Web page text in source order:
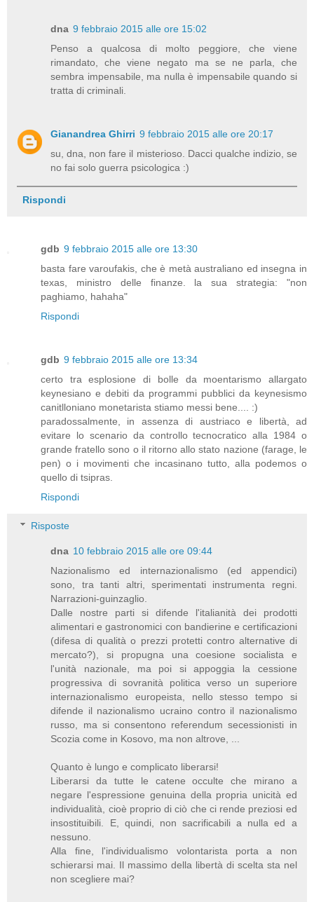
dna 9 febbraio 2015 alle ore 15:02
Penso a qualcosa di molto peggiore, che viene
rimandato, che viene negato ma se ne parla, che
sembra impensabile, ma nulla è impensabile quando si
tratta di criminali.
Gianandrea Ghirri 9 febbraio 2015 alle ore 20:17
su, dna, non fare il misterioso. Dacci qualche indizio, se
no fai solo guerra psicologica :)
Rispondi
gdb 9 febbraio 2015 alle ore 13:30
basta fare varoufakis, che è metà australiano ed insegna in
texas, ministro delle finanze. la sua strategia: "non
paghiamo, hahaha"
Rispondi
gdb 9 febbraio 2015 alle ore 13:34
certo tra esplosione di bolle da moentarismo allargato
keynesiano e debiti da programmi pubblici da keynesismo
canitlloniano monetarista stiamo messi bene.... :)
paradossalmente, in assenza di austriaco e libertà, ad
evitare lo scenario da controllo tecnocratico alla 1984 o
grande fratello sono o il ritorno allo stato nazione (farage, le
pen) o i movimenti che incasinano tutto, alla podemos o
quello di tsipras.
Rispondi
Risposte
dna 10 febbraio 2015 alle ore 09:44
Nazionalismo ed internazionalismo (ed appendici)
sono, tra tanti altri, sperimentati instrumenta regni.
Narrazioni-guinzaglio.
Dalle nostre parti si difende l'italianità dei prodotti
alimentari e gastronomici con bandierine e certificazioni
(difesa di qualità o prezzi protetti contro alternative di
mercato?), si propugna una coesione socialista e
l'unità nazionale, ma poi si appoggia la cessione
progressiva di sovranità politica verso un superiore
internazionalismo europeista, nello stesso tempo si
difende il nazionalismo ucraino contro il nazionalismo
russo, ma si consentono referendum secessionisti in
Scozia come in Kosovo, ma non altrove, ...
Quanto è lungo e complicato liberarsi!
Liberarsi da tutte le catene occulte che mirano a
negare l'espressione genuina della propria unicità ed
individualità, cioè proprio di ciò che ci rende preziosi ed
insostituibili. E, quindi, non sacrificabili a nulla ed a
nessuno.
Alla fine, l'individualismo volontarista porta a non
schierarsi mai. Il massimo della libertà di scelta sta nel
non scegliere mai?